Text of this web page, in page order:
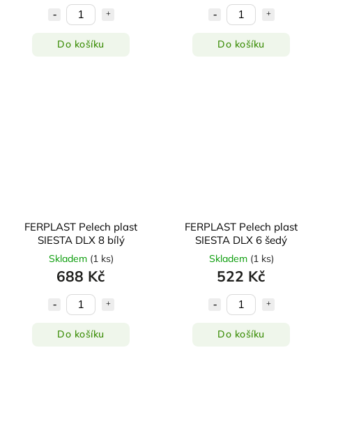
Do košíku Do košíku
FERPLAST Pelech plast
SIESTA DLX 8 bílý
Skladem (1 ks)
688 Kč
Do košíku
FERPLAST Pelech plast
SIESTA DLX 6 šedý
Skladem (1 ks)
522 Kč
Do košíku